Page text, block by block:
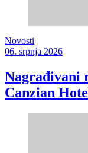
Novosti
06. srpnja 2026
Nagrađivani
Canzian